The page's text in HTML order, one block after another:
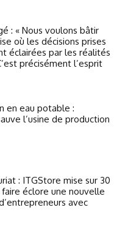
: « Nous voulons bâtir
où les décisions prises
éclairées par les réalités
précisément l’esprit
en eau potable :
l’usine de production
: ITGStore mise sur 30
éclore une nouvelle
avec